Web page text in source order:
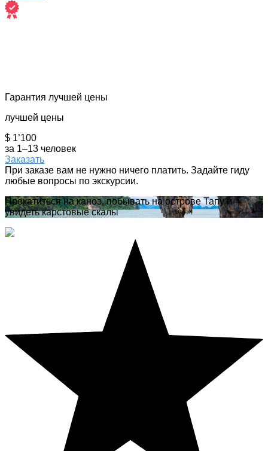
Гарантия лучшей цены
лучшей цены
$ 1’100
за 1–13 человек
Заказать
При заказе вам не нужно ничего платить. Задайте гиду
любые вопросы по экскурсии.
Прокатиться на каноэ, побывать на острове Тапу и
увидеть карстовые скалы